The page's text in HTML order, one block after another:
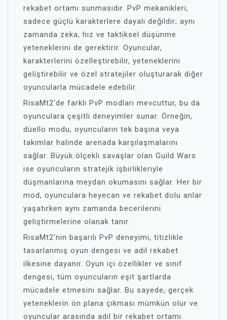
rekabet ortamı sunmasıdır. PvP mekanikleri,
sadece güçlü karakterlere dayalı değildir; aynı
zamanda zeka, hız ve taktiksel düşünme
yeteneklerini de gerektirir. Oyuncular,
karakterlerini özelleştirebilir, yeteneklerini
geliştirebilir ve özel stratejiler oluşturarak diğer
oyuncularla mücadele edebilir.
RisaMt2'de farklı PvP modları mevcuttur, bu da
oyunculara çeşitli deneyimler sunar. Örneğin,
düello modu, oyuncuların tek başına veya
takımlar halinde arenada karşılaşmalarını
sağlar. Büyük ölçekli savaşlar olan Guild Wars
ise oyuncuların stratejik işbirlikleriyle
düşmanlarına meydan okumasını sağlar. Her bir
mod, oyunculara heyecan ve rekabet dolu anlar
yaşatırken aynı zamanda becerilerini
geliştirmelerine olanak tanır.
RisaMt2'nin başarılı PvP deneyimi, titizlikle
tasarlanmış oyun dengesi ve adil rekabet
ilkesine dayanır. Oyun içi özellikler ve sınıf
dengesi, tüm oyuncuların eşit şartlarda
mücadele etmesini sağlar. Bu sayede, gerçek
yeteneklerin ön plana çıkması mümkün olur ve
oyuncular arasında adil bir rekabet ortamı